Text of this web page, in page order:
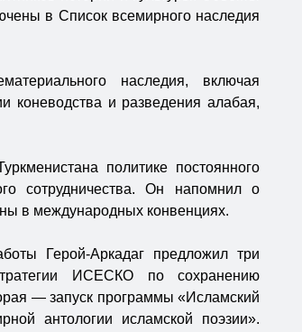
в Список всемирного наследия
наследия, включая
коневодства и разведения алабая,
политике постоянного
сотрудничества. Он напомнил о
в международных конвенциях.
Герой-Аркадаг предложил три
ИСЕСКО по сохранению
— запуск программы «Исламский
антологии исламской поэзии».